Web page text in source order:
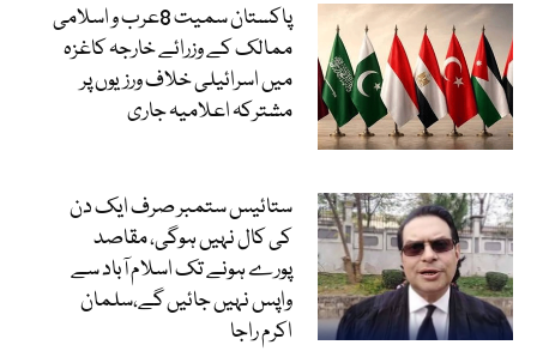
پاکستان سمیت 8عرب و اسلامی
ممالک کے وزرائے خارجہ کاغزہ
میں اسرائیلی خلاف ورزیوں پر
مشترکہ اعلامیہ جاری
ستائیس ستمبر صرف ایک دن
کی کال نہیں ہوگی، مقاصد
پورے ہونے تک اسلام آباد سے
واپس نہیں جائیں گے،سلمان
اکرم راجا